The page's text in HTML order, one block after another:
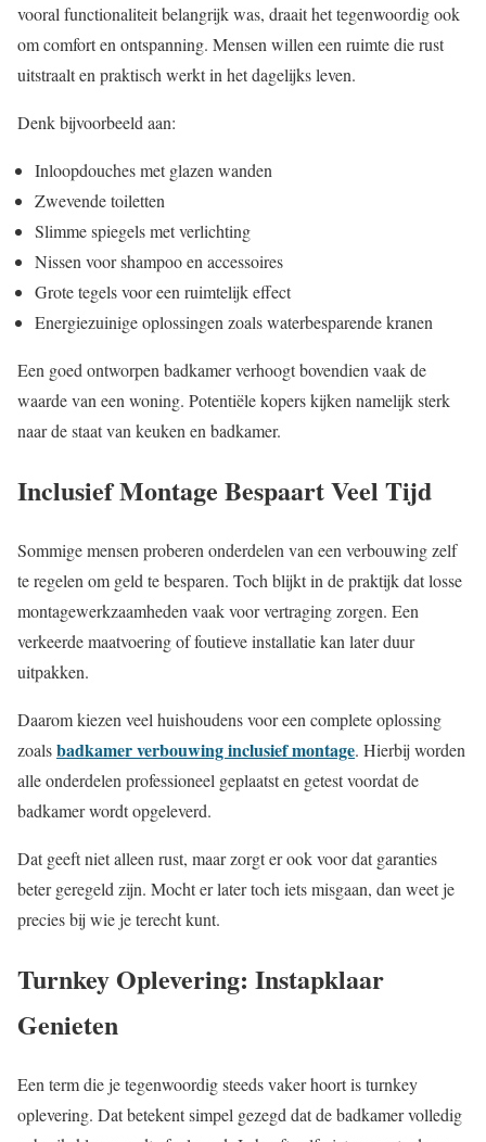
vooral functionaliteit belangrijk was, draait het tegenwoordig ook
om comfort en ontspanning. Mensen willen een ruimte die rust
uitstraalt en praktisch werkt in het dagelijks leven.
Denk bijvoorbeeld aan:
Inloopdouches met glazen wanden
Zwevende toiletten
Slimme spiegels met verlichting
Nissen voor shampoo en accessoires
Grote tegels voor een ruimtelijk effect
Energiezuinige oplossingen zoals waterbesparende kranen
Een goed ontworpen badkamer verhoogt bovendien vaak de
waarde van een woning. Potentiële kopers kijken namelijk sterk
naar de staat van keuken en badkamer.
Inclusief Montage Bespaart Veel Tijd
Sommige mensen proberen onderdelen van een verbouwing zelf
te regelen om geld te besparen. Toch blijkt in de praktijk dat losse
montagewerkzaamheden vaak voor vertraging zorgen. Een
verkeerde maatvoering of foutieve installatie kan later duur
uitpakken.
Daarom kiezen veel huishoudens voor een complete oplossing
zoalsbadkamer verbouwing inclusief montage. Hierbij worden
alle onderdelen professioneel geplaatst en getest voordat de
badkamer wordt opgeleverd.
Dat geeft niet alleen rust, maar zorgt er ook voor dat garanties
beter geregeld zijn. Mocht er later toch iets misgaan, dan weet je
precies bij wie je terecht kunt.
Turnkey Oplevering: Instapklaar
Genieten
Een term die je tegenwoordig steeds vaker hoort is turnkey
oplevering. Dat betekent simpel gezegd dat de badkamer volledig